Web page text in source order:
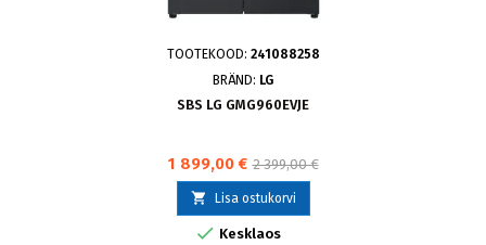
TOOTEKOOD: 241088258
BRÄND: LG
SBS LG GMG960EVJE
1 899,00 € 2 399,00 €
 Lisa ostukorvi
 Kesklaos